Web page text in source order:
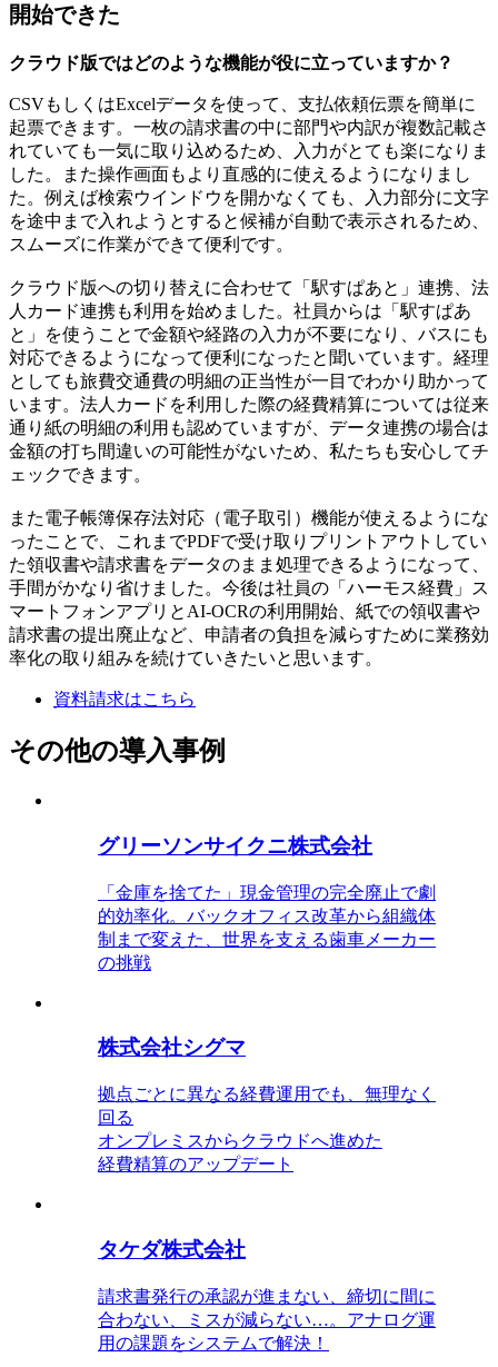
開始できた
クラウド版ではどのような機能が役に立っていますか？
CSVもしくはExcelデータを使って、支払依頼伝票を簡単に
起票できます。一枚の請求書の中に部門や内訳が複数記載さ
れていても一気に取り込めるため、入力がとても楽になりま
した。また操作画面もより直感的に使えるようになりまし
た。例えば検索ウインドウを開かなくても、入力部分に文字
を途中まで入れようとすると候補が自動で表示されるため、
スムーズに作業ができて便利です。
クラウド版への切り替えに合わせて「駅すぱあと」連携、法
人カード連携も利用を始めました。社員からは「駅すぱあ
と」を使うことで金額や経路の入力が不要になり、バスにも
対応できるようになって便利になったと聞いています。経理
としても旅費交通費の明細の正当性が一目でわかり助かって
います。法人カードを利用した際の経費精算については従来
通り紙の明細の利用も認めていますが、データ連携の場合は
金額の打ち間違いの可能性がないため、私たちも安心してチ
ェックできます。
また電子帳簿保存法対応（電子取引）機能が使えるようにな
ったことで、これまでPDFで受け取りプリントアウトしてい
た領収書や請求書をデータのまま処理できるようになって、
手間がかなり省けました。今後は社員の「ハーモス経費」ス
マートフォンアプリとAI-OCRの利用開始、紙での領収書や
請求書の提出廃止など、申請者の負担を減らすために業務効
率化の取り組みを続けていきたいと思います。
資料請求はこちら
その他の導入事例
グリーソンサイクニ株式会社
「金庫を捨てた」現金管理の完全廃止で劇
的効率化。バックオフィス改革から組織体
制まで変えた、世界を支える歯車メーカー
の挑戦
株式会社シグマ
拠点ごとに異なる経費運用でも、無理なく
回る
オンプレミスからクラウドへ進めた
経費精算のアップデート
タケダ株式会社
請求書発行の承認が進まない、締切に間に
合わない、ミスが減らない…。アナログ運
用の課題をシステムで解決！